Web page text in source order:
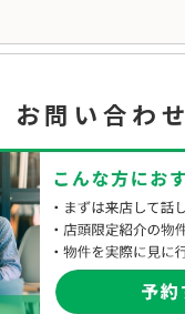
お問い合わせ